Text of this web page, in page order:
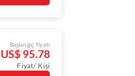
Başlangıç fiyatı
US$ 95.78
Fiyat/ Kişi